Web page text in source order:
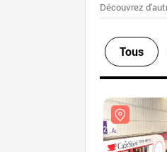
Découvrez
Tous